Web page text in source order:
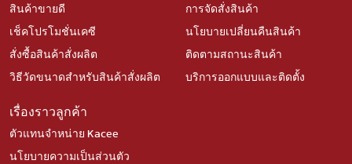
สินค้าขายดี
เช็คโปรโมชั่นเคซี
สั่งซื้อสินค้าสั่งผลิต
วิธีวัดขนาดสำหรับสินค้าสั่งผลิต
การจัดสั่งสินค้า
นโยบายเปลี่ยนคืนสินค้า
ติดตามสถานะสินค้า
บริการออกแบบและติดตั้ง
เรื่องราวลูกค้า
ตัวแทนจำหน่าย Kacee
นโยบายความเป็นส่วนตัว